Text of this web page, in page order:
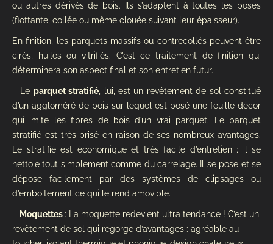
ou autres dérivés de bois. Ils s’adaptent à toutes les poses
(flottante, collée ou même clouée suivant leur épaisseur).
En finition, les parquets massifs ou contrecollés peuvent être
cirés, huilés ou vitrifiés. C’est ce traitement de finition qui
déterminera son aspect final et son entretien futur.
– Le parquet stratifié , lui, est un revêtement de sol constitué
d’un aggloméré de bois sur lequel est posé une feuille décor
qui imite les fibres de bois d’un vrai parquet. Le parquet
stratifié est très prisé en raison de ses nombreux avantages.
Le stratifié est économique et très facile d’entretien ; il se
nettoie tout simplement comme du carrelage. Il se pose et se
dépose facilement par des systèmes de clipsages ou
d’emboitement ce qui le rend amovible.
– Moquettes : La moquette redevient ultra tendance ! C’est un
revêtement de sol qui regorge d’avantages : agréable au